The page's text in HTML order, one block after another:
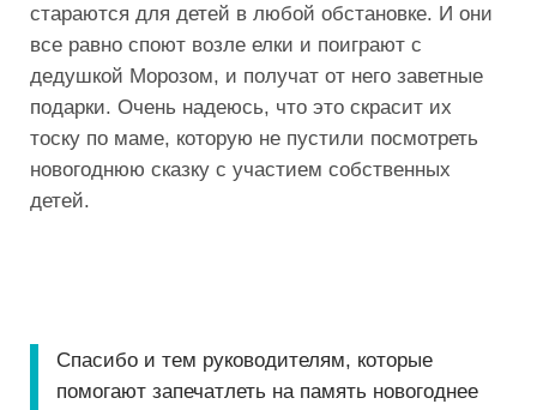
стараются для детей в любой обстановке. И они
все равно споют возле елки и поиграют с
дедушкой Морозом, и получат от него заветные
подарки. Очень надеюсь, что это скрасит их
тоску по маме, которую не пустили посмотреть
новогоднюю сказку с участием собственных
детей.
Спасибо и тем руководителям, которые
помогают запечатлеть на память новогоднее